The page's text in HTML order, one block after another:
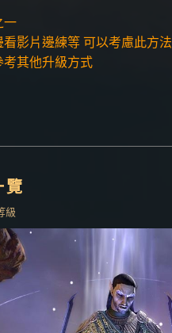
一
影片邊練等 可以考慮此方法
其他升級方式
覽
級